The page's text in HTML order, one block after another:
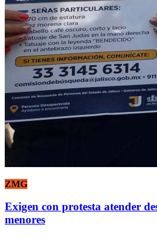
ZMG
Exigen con protesta atender
menores